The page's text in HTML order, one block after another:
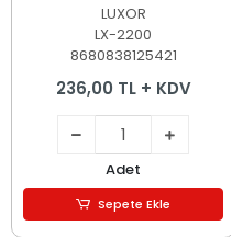
LUXOR
LX-2200
8680838125421
236,00 TL + KDV
Adet
Sepete Ekle